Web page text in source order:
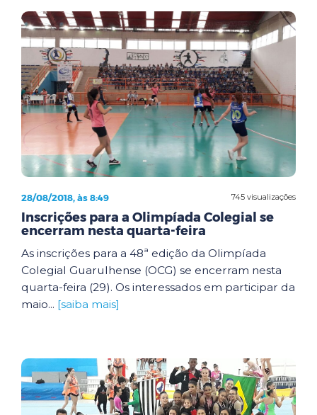
745 visualizações
28/08/2018, às 8:49
Inscrições para a Olimpíada Colegial se
encerram nesta quarta-feira
As inscrições para a 48ª edição da Olimpíada
Colegial Guarulhense (OCG) se encerram nesta
quarta-feira (29). Os interessados em participar da
maio... [saiba mais]